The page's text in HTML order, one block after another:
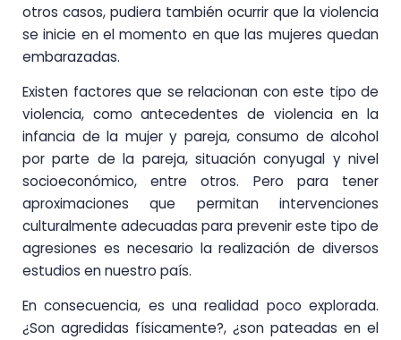
otros casos, pudiera también ocurrir que la violencia
se inicie en el momento en que las mujeres quedan
embarazadas.
Existen factores que se relacionan con este tipo de
violencia, como antecedentes de violencia en la
infancia de la mujer y pareja, consumo de alcohol
por parte de la pareja, situación conyugal y nivel
socioeconómico, entre otros. Pero para tener
aproximaciones que permitan intervenciones
culturalmente adecuadas para prevenir este tipo de
agresiones es necesario la realización de diversos
estudios en nuestro país.
En consecuencia, es una realidad poco explorada.
¿Son agredidas físicamente?, ¿son pateadas en el